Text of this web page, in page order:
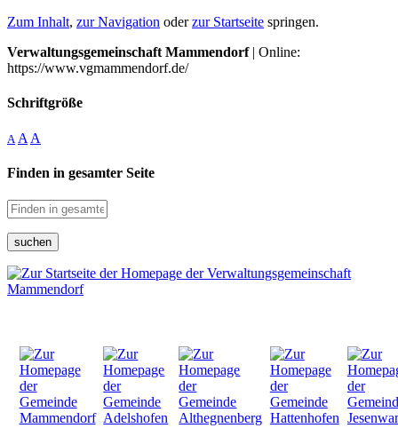
Zum Inhalt, zur Navigation oderzur Startseite springen.
Verwaltungsgemeinschaft Mammendorf| Online:
https://www.vgmammendorf.de/
Schriftgröße
A A A
Finden in gesamter Seite
suchen